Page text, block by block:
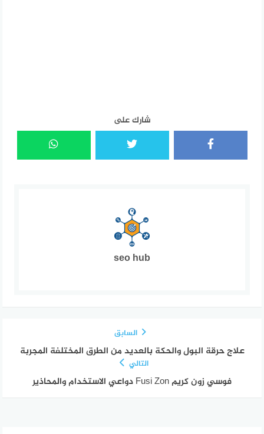
شارك على
seo hub
السابق
علاج حرقة البول والحكة بالعديد من الطرق المختلفة المجربة
التالي
فوسي زون كريم Fusi Zon دواعي الاستخدام والمحاذير